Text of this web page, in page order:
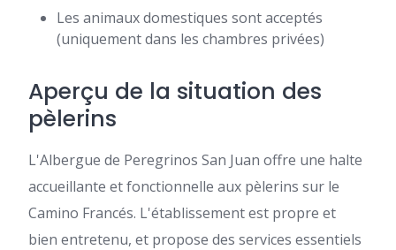
Les animaux domestiques sont acceptés
(uniquement dans les chambres privées)
Aperçu de la situation des
pèlerins
L'Albergue de Peregrinos San Juan offre une halte
accueillante et fonctionnelle aux pèlerins sur le
Camino Francés. L'établissement est propre et
bien entretenu, et propose des services essentiels